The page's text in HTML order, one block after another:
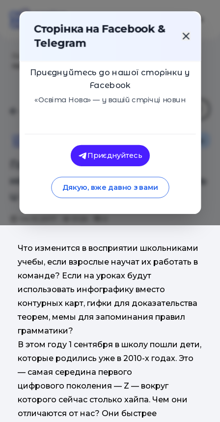
Годное образование: как
научить поколение Z думать
и идти к успеху
Что изменится в восприятии школьниками
учебы, если взрослые научат их работать в
команде? Если на уроках будут
использовать инфографику вместо
контурных карт, гифки для доказательства
теорем, мемы для запоминания правил
грамматики?
В этом году 1 сентября в школу пошли дети,
которые родились уже в 2010-х годах. Это
— самая середина первого
цифрового поколения — Z — вокруг
которого сейчас столько хайпа. Чем они
отличаются от нас? Они быстрее
Сторінка на Facebook &
Telegram
Приєднуйтесь до нашої сторінки у
Facebook
«Освіта Нова» — у вашій стрічці новин
Приєднуйтесь
Дякую, вже давно з вами